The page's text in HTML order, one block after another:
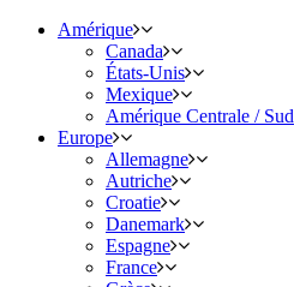
Amérique
Canada
États-Unis
Mexique
Amérique Centrale / Sud
Europe
Allemagne
Autriche
Croatie
Danemark
Espagne
France